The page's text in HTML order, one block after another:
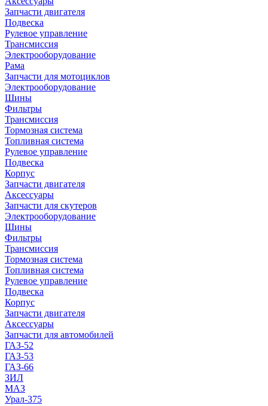
Запчасти двигателя
Подвеска
Рулевое управление
Трансмиссия
Электрооборудование
Рама
Запчасти для мотоциклов
Электрооборудование
Шины
Фильтры
Трансмиссия
Тормозная система
Топливная система
Рулевое управление
Подвеска
Корпус
Запчасти двигателя
Аксессуары
Запчасти для скутеров
Электрооборудование
Шины
Фильтры
Трансмиссия
Тормозная система
Топливная система
Рулевое управление
Подвеска
Корпус
Запчасти двигателя
Аксессуары
Запчасти для автомобилей
ГАЗ-52
ГАЗ-53
ГАЗ-66
ЗИЛ
МАЗ
Урал-375